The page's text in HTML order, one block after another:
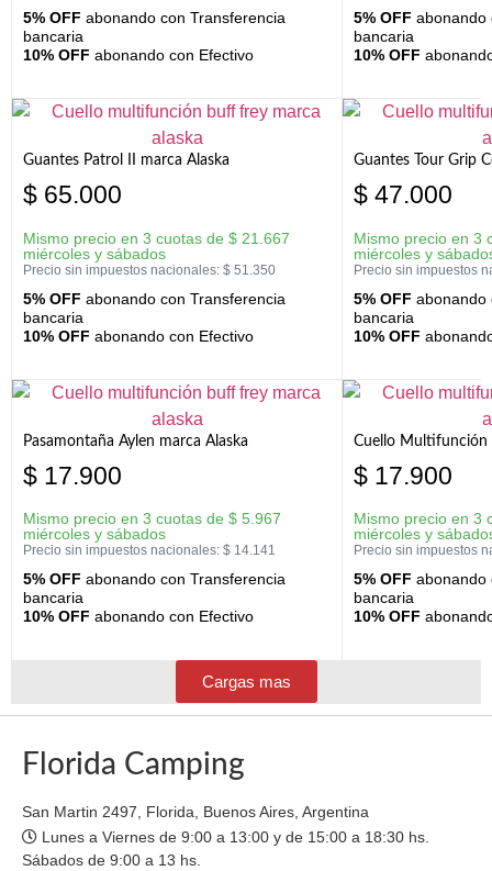
5% OFF abonando con Transferencia
bancaria
10% OFF abonando con Efectivo
5% OFF abonando
bancaria
10% OFF
Guantes Patrol II marca Alaska
$ 65.000
Mismo precio en 3 cuotas de $ 21.667
miércoles y sábados
Precio sin impuestos nacionales: $ 51.350
5% OFF abonando con Transferencia
bancaria
10% OFF abonando con Efectivo
Guantes Tour Grip
$ 47.000
Mismo precio en 3
miércoles y
Precio sin impuestos
5% OFF abonando
bancaria
10% OFF
Pasamontaña Aylen marca Alaska
$ 17.900
Mismo precio en 3 cuotas de $ 5.967
miércoles y sábados
Precio sin impuestos nacionales: $ 14.141
5% OFF abonando con Transferencia
bancaria
10% OFF abonando con Efectivo
Cuello Multifunción
$ 17.900
Mismo precio en 3
miércoles y
Precio sin impuestos
5% OFF abonando
bancaria
10% OFF
Cargas mas
Florida Camping
San Martin 2497, Florida, Buenos Aires, Argentina
Lunes a Viernes de 9:00 a 13:00 y de 15:00 a 18:30 hs.
Sábados de 9:00 a 13 hs.